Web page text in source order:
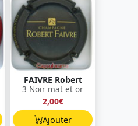
FAIVRE Robert
3 Noir mat et or
2,00€
Ajouter